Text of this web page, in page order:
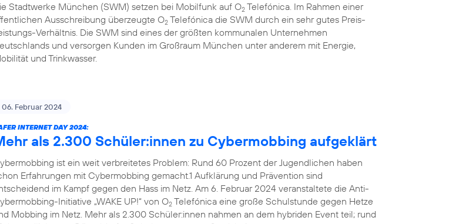
Stadtwerke München (SWM) setzen bei Mobilfunk auf O2 Telefónica. Im Rahmen einer
Ausschreibung überzeugte O2 Telefónica die SWM durch ein sehr gutes Preis-
Verhältnis. Die SWM sind eines der größten kommunalen Unternehmen
und versorgen Kunden im Großraum München unter anderem mit Energie,
und Trinkwasser.
06. Februar 2024
INTERNET DAY 2024:
als 2.300 Schüler:innen zu Cybermobbing aufgeklärt
ist ein weit verbreitetes Problem: Rund 60 Prozent der Jugendlichen haben
Erfahrungen mit Cybermobbing gemacht.1 Aufklärung und Prävention sind
im Kampf gegen den Hass im Netz. Am 6. Februar 2024 veranstaltete die Anti-
Initiative „WAKE UP!“ von O2 Telefónica eine große Schulstunde gegen Hetze
Mobbing im Netz. Mehr als 2.300 Schüler:innen nahmen an dem hybriden Event teil; rund